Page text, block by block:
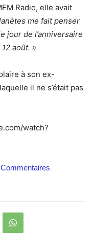
Radio, elle avait
me fait penser
jour de l’anniversaire
août. »
à son ex-
il ne s’était pas
watch?
Commentaires